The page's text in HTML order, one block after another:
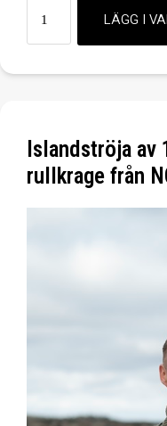
Islandströja av
rullkrage från